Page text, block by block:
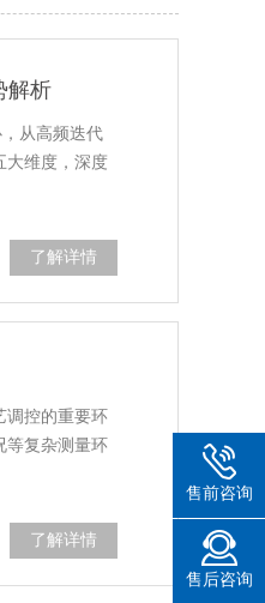
解析
从高频迭代
大维度，深度
了解详情
调控的重要环
等复杂测量环
了解详情
售前咨询
售后咨询